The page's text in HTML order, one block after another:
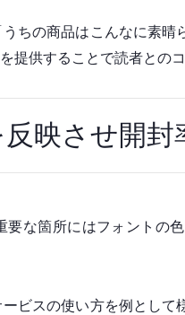
ちの商品はこんなに素
提供することで読者との
映させ開封
な箇所にはフォントの
ビスの使い方を例とし